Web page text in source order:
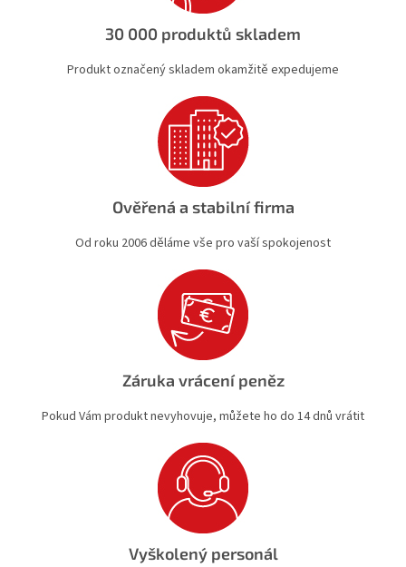
ý
p
s
u
30 000 produktů skladem
Produkt označený skladem okamžitě expedujeme
Ověřená a stabilní firma
Od roku 2006 děláme vše pro vaší spokojenost
Záruka vrácení peněz
Pokud Vám produkt nevyhovuje, můžete ho do 14 dnů vrátit
Vyškolený personál